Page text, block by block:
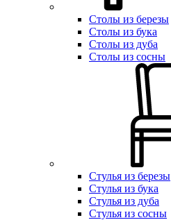
Столы из березы
Столы из бука
Столы из дуба
Столы из сосны
Стулья из березы
Стулья из бука
Стулья из дуба
Стулья из сосны